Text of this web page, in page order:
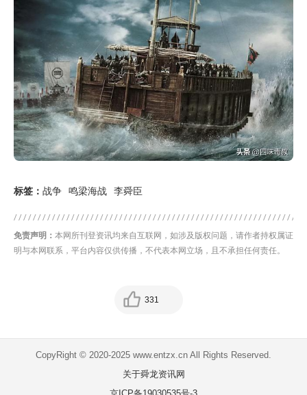
标签： 战争 鸣梁海战 李舜臣
免责声明： 本网所刊登资讯均来自互联网，如涉及版权问题，请作者持权属证
明与本网联系，平台内容仅供传播，不代表本网立场，且不承担任何责任。
331
CopyRight © 2020-2025 www.entzx.cn All Rights Reserved.
关于舜龙资讯网